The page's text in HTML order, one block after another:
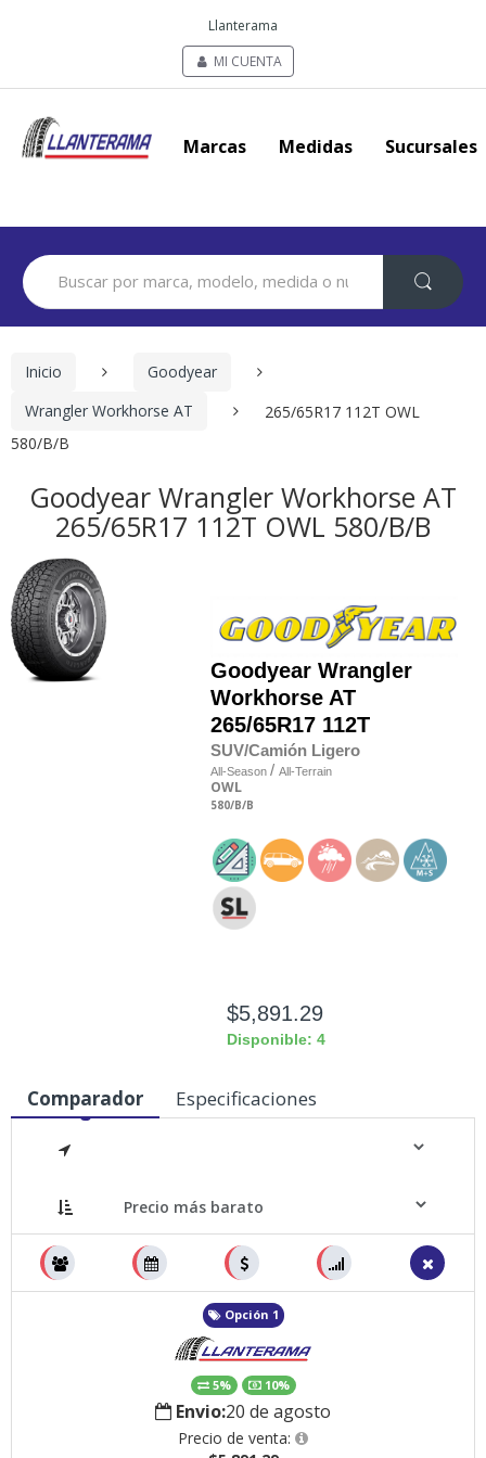
Llanterama
MI CUENTA
Marcas Medidas Sucursales
Search
for:
Inicio
Goodyear
Wrangler Workhorse AT
265/65R17 112T OWL
580/B/B
Goodyear Wrangler Workhorse AT
265/65R17 112T OWL 580/B/B
Goodyear Wrangler
Workhorse AT
265/65R17 112T
SUV/Camión Ligero
All-Season / All-Terrain
OWL
580/B/B
$5,891.29
Disponible: 4
Comparador Especificaciones
Opción 1
5% 10%
Envio:20 de agosto
Precio de venta: